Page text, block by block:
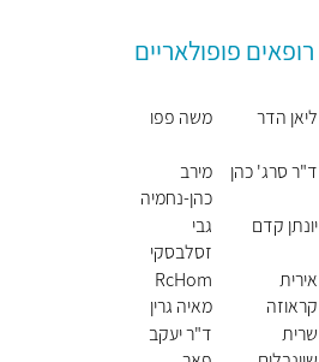
רופאים פופולאריים
ליאן הדר
ד"ר סרג' כהן
יונתן קדם
אירית
קראוזה
שרית
משה פפו
מירב
כהן-נחמיה
גבי
זסלבסקי
RcHom
מאיה גרין
ד"ר יעקב